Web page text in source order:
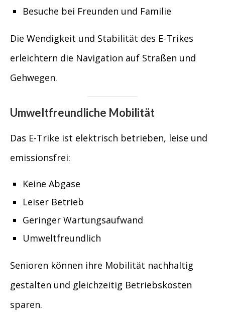
Besuche bei Freunden und Familie
Die Wendigkeit und Stabilität des E-Trikes
erleichtern die Navigation auf Straßen und
Gehwegen.
Umweltfreundliche Mobilität
Das E-Trike ist elektrisch betrieben, leise und
emissionsfrei:
Keine Abgase
Leiser Betrieb
Geringer Wartungsaufwand
Umweltfreundlich
Senioren können ihre Mobilität nachhaltig
gestalten und gleichzeitig Betriebskosten
sparen.